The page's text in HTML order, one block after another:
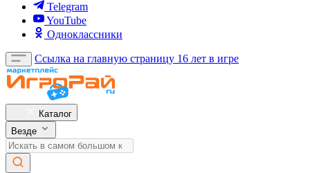
Telegram
YouTube
Одноклассники
Ссылка на главную страницу 16 лет в игре
Каталог
Везде